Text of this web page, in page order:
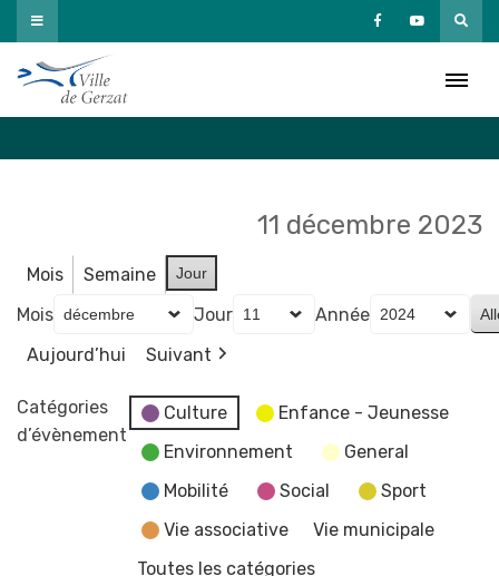
Passer
au
contenu
11 décembre 2023
Mois Semaine Jour
Mois Jour
Année
Aujourd’hui
Suivant
Catégories
d’évènement
Culture
Enfance - Jeunesse
Environnement
General
Mobilité
Social
Sport
Vie associative
Vie municipale
Toutes les catégories